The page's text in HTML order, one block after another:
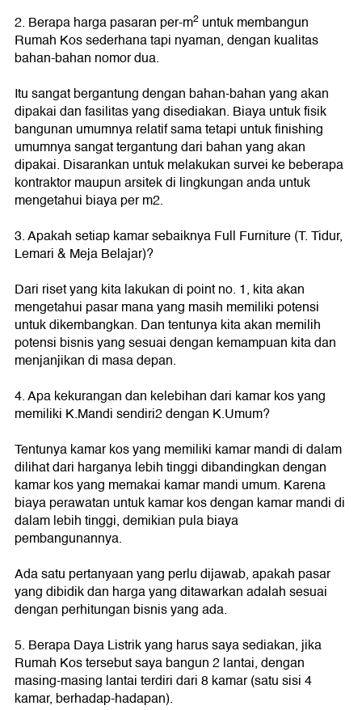
2. Berapa harga pasaran per-m2 untuk membangun
Rumah Kos sederhana tapi nyaman, dengan kualitas
bahan-bahan nomor dua.
Itu sangat bergantung dengan bahan-bahan yang akan
dipakai dan fasilitas yang disediakan. Biaya untuk fisik
bangunan umumnya relatif sama tetapi untuk finishing
umumnya sangat tergantung dari bahan yang akan
dipakai. Disarankan untuk melakukan survei ke beberapa
kontraktor maupun arsitek di lingkungan anda untuk
mengetahui biaya per m2.
3. Apakah setiap kamar sebaiknya Full Furniture (T. Tidur,
Lemari & Meja Belajar)?
Dari riset yang kita lakukan di point no. 1, kita akan
mengetahui pasar mana yang masih memiliki potensi
untuk dikembangkan. Dan tentunya kita akan memilih
potensi bisnis yang sesuai dengan kemampuan kita dan
menjanjikan di masa depan.
4. Apa kekurangan dan kelebihan dari kamar kos yang
memiliki K.Mandi sendiri2 dengan K.Umum?
Tentunya kamar kos yang memiliki kamar mandi di dalam
dilihat dari harganya lebih tinggi dibandingkan dengan
kamar kos yang memakai kamar mandi umum. Karena
biaya perawatan untuk kamar kos dengan kamar mandi di
dalam lebih tinggi, demikian pula biaya
pembangunannya.
Ada satu pertanyaan yang perlu dijawab, apakah pasar
yang dibidik dan harga yang ditawarkan adalah sesuai
dengan perhitungan bisnis yang ada.
5. Berapa Daya Listrik yang harus saya sediakan, jika
Rumah Kos tersebut saya bangun 2 lantai, dengan
masing-masing lantai terdiri dari 8 kamar (satu sisi 4
kamar, berhadap-hadapan).